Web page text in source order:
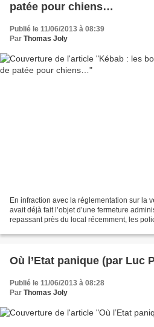
patée pour chiens…
Publié le 11/06/2013 à 08:39
Par Thomas Joly
En infraction avec la réglementation sur la
avait déjà fait l’objet d’une fermeture
repassant près du local récemment, les
Où l’Etat panique (par Luc
Publié le 11/06/2013 à 08:28
Par Thomas Joly